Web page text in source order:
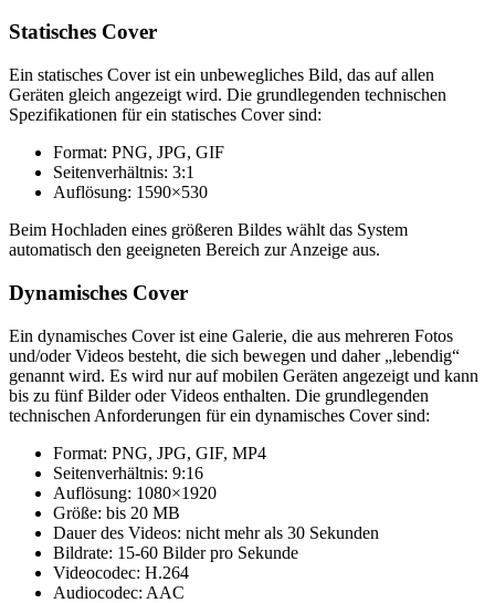
Statisches Cover
Ein statisches Cover ist ein unbewegliches Bild, das auf allen
Geräten gleich angezeigt wird. Die grundlegenden technischen
Spezifikationen für ein statisches Cover sind:
Format: PNG, JPG, GIF
Seitenverhältnis: 3:1
Auflösung: 1590×530
Beim Hochladen eines größeren Bildes wählt das System
automatisch den geeigneten Bereich zur Anzeige aus.
Dynamisches Cover
Ein dynamisches Cover ist eine Galerie, die aus mehreren Fotos
und/oder Videos besteht, die sich bewegen und daher „lebendig“
genannt wird. Es wird nur auf mobilen Geräten angezeigt und kann
bis zu fünf Bilder oder Videos enthalten. Die grundlegenden
technischen Anforderungen für ein dynamisches Cover sind:
Format: PNG, JPG, GIF, MP4
Seitenverhältnis: 9:16
Auflösung: 1080×1920
Größe: bis 20 MB
Dauer des Videos: nicht mehr als 30 Sekunden
Bildrate: 15-60 Bilder pro Sekunde
Videocodec: H.264
Audiocodec: AAC